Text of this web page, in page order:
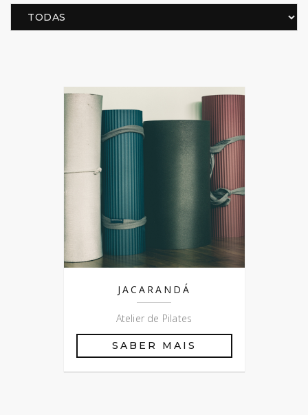
JACARANDÁ
Atelier de Pilates
SABER MAIS